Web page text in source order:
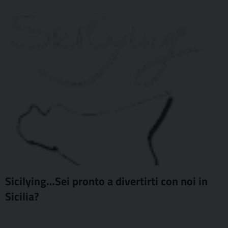
Sicilying…Sei pronto a divertirti con noi in
Sicilia?